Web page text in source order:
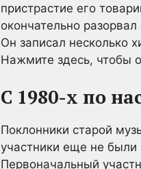
пристрастие его
окончательно
Он записал несколько
Нажмите здесь, чтобы
С 1980-х по
Поклонники старой
участники еще не были
Первоначальный